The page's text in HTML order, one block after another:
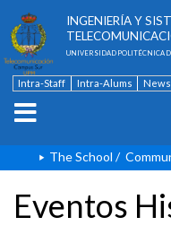
INGENIERÍA Y
UNIVERSIDAD POLITÉCNICA
Intra-Staff Intra-Alums News
The School /
Eventos